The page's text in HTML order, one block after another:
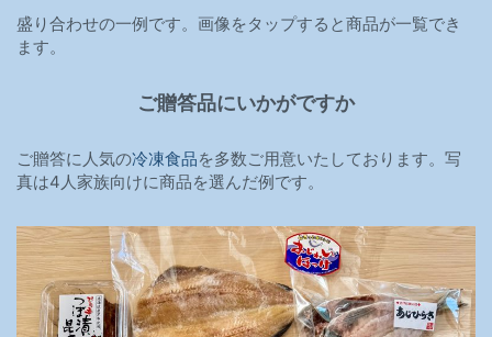
盛り合わせの一例です。画像をタップすると商品が一覧でき
ます。
ご贈答品にいかがですか
ご贈答に人気の冷凍食品を多数ご用意いたしております。写
真は4人家族向けに商品を選んだ例です。